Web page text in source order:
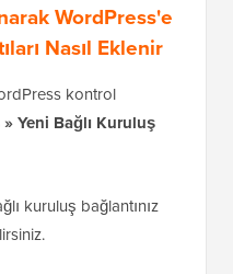
WordPress'e
Nasıl Eklenir
kontrol
Yeni Bağlı Kuruluş
kuruluş bağlantınız